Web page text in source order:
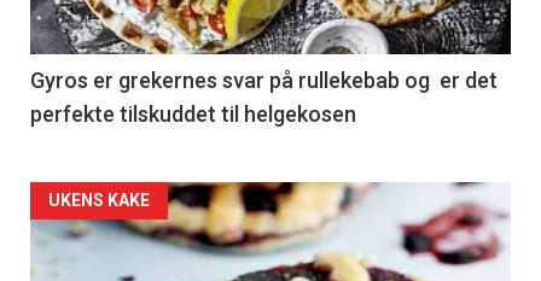
Gyros er grekernes svar på rullekebab og er det
perfekte tilskuddet til helgekosen
Forsiden
akkurat
UKENS KAKE